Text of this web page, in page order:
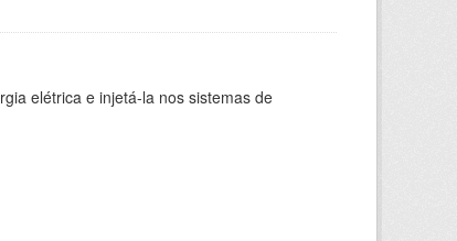
elétrica e injetá-la nos sistemas de